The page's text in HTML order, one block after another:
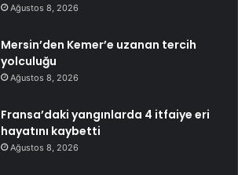
Ağustos 8, 2026
Mersin’den Kemer’e uzanan tercih
yolculuğu
Ağustos 8, 2026
Fransa’daki yangınlarda 4 itfaiye eri
hayatını kaybetti
Ağustos 8, 2026